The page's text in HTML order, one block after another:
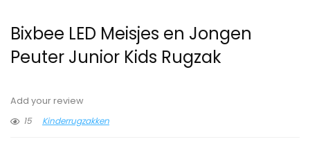
Bixbee LED Meisjes en Jongen
Peuter Junior Kids Rugzak
Add your review
15
Kinderrugzakken